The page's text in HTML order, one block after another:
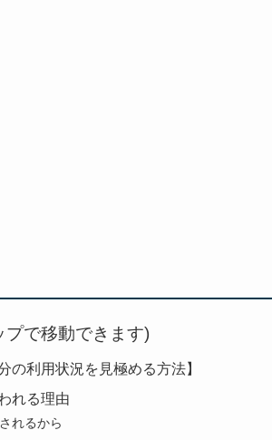
プで移動できます)
の利用状況を見極める方法】
れる理由
れるから